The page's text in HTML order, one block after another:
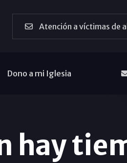
Atención a víctimas de
Dono a mi Iglesia
hay